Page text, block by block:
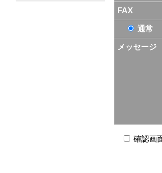
FAX
通常
メッセージ
確認画